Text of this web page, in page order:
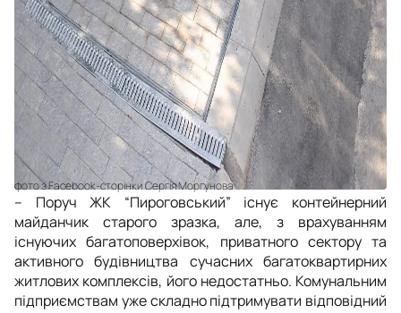
фото з Facebook-сторінки Сергія Моргунова
– Поруч ЖК “Пироговський” існує контейнерний
майданчик старого зразка, але, з врахуванням
існуючих багатоповерхівок, приватного сектору та
активного будівництва сучасних багатоквартирних
житлових комплексів, його недостатньо. Комунальним
підприємствам уже складно підтримувати відповідний